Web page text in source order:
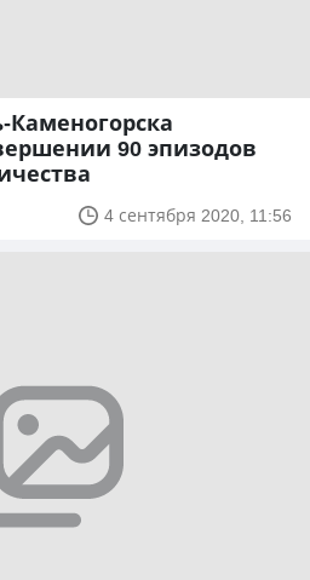
Каменогорска
90 эпизодов
4 сентября 2020, 11:56